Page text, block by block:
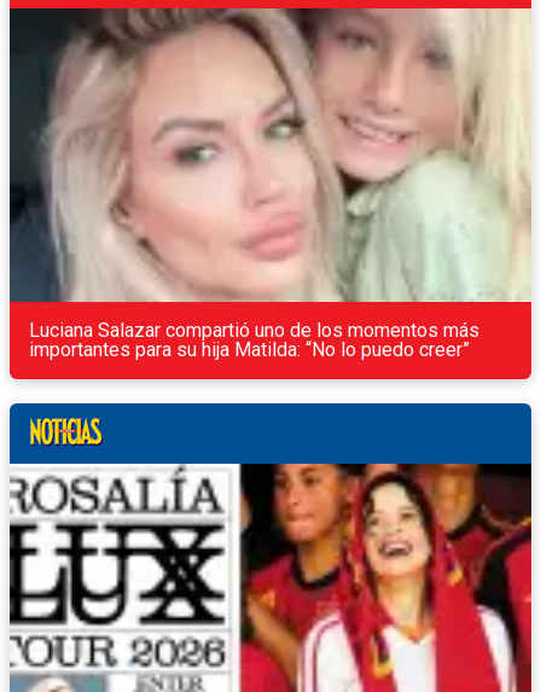
Luciana Salazar compartió uno de los momentos más
importantes para su hija Matilda: “No lo puedo creer”